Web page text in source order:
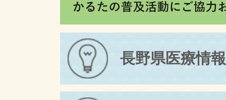
長野県医療情